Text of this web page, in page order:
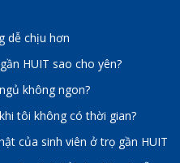
dễ chịu hơn
HUIT sao cho yên?
không ngon?
tôi không có thời gian?
của sinh viên ở trọ gần HUIT